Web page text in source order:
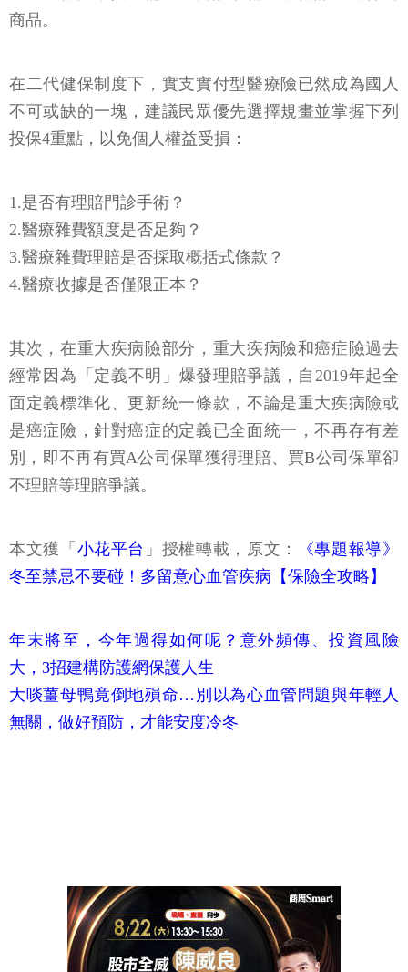
商品。
在二代健保制度下，實支實付型醫療險已然成為國人
不可或缺的一塊，建議民眾優先選擇規畫並掌握下列
投保4重點，以免個人權益受損：
1.是否有理賠門診手術？
2.醫療雜費額度是否足夠？
3.醫療雜費理賠是否採取概括式條款？
4.醫療收據是否僅限正本？
其次，在重大疾病險部分，重大疾病險和癌症險過去
經常因為「定義不明」爆發理賠爭議，自2019年起全
面定義標準化、更新統一條款，不論是重大疾病險或
是癌症險，針對癌症的定義已全面統一，不再存有差
別，即不再有買A公司保單獲得理賠、買B公司保單卻
不理賠等理賠爭議。
本文獲「 小花平台 」授權轉載，原文：
《專題報導》
冬至禁忌不要碰！多留意心血管疾病【保險全攻略】
年末將至，今年過得如何呢？意外頻傳、投資風險
大，3招建構防護網保護人生
大啖薑母鴨竟倒地殞命…別以為心血管問題與年輕人
無關，做好預防，才能安度冷冬